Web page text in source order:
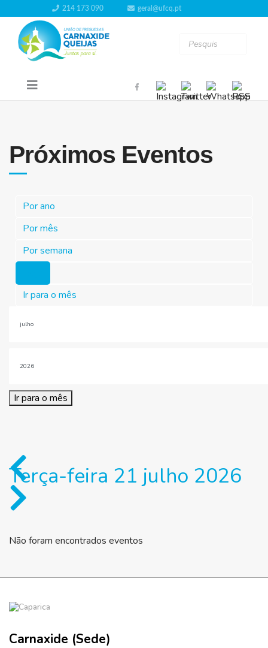
214 173 090 geral@ufcq.pt
Próximos Eventos
Por ano
Por mês
Por semana
Ir para o mês
Ir para o mês
Terça-feira 21 julho 2026
Não foram encontrados eventos
Carnaxide (Sede)